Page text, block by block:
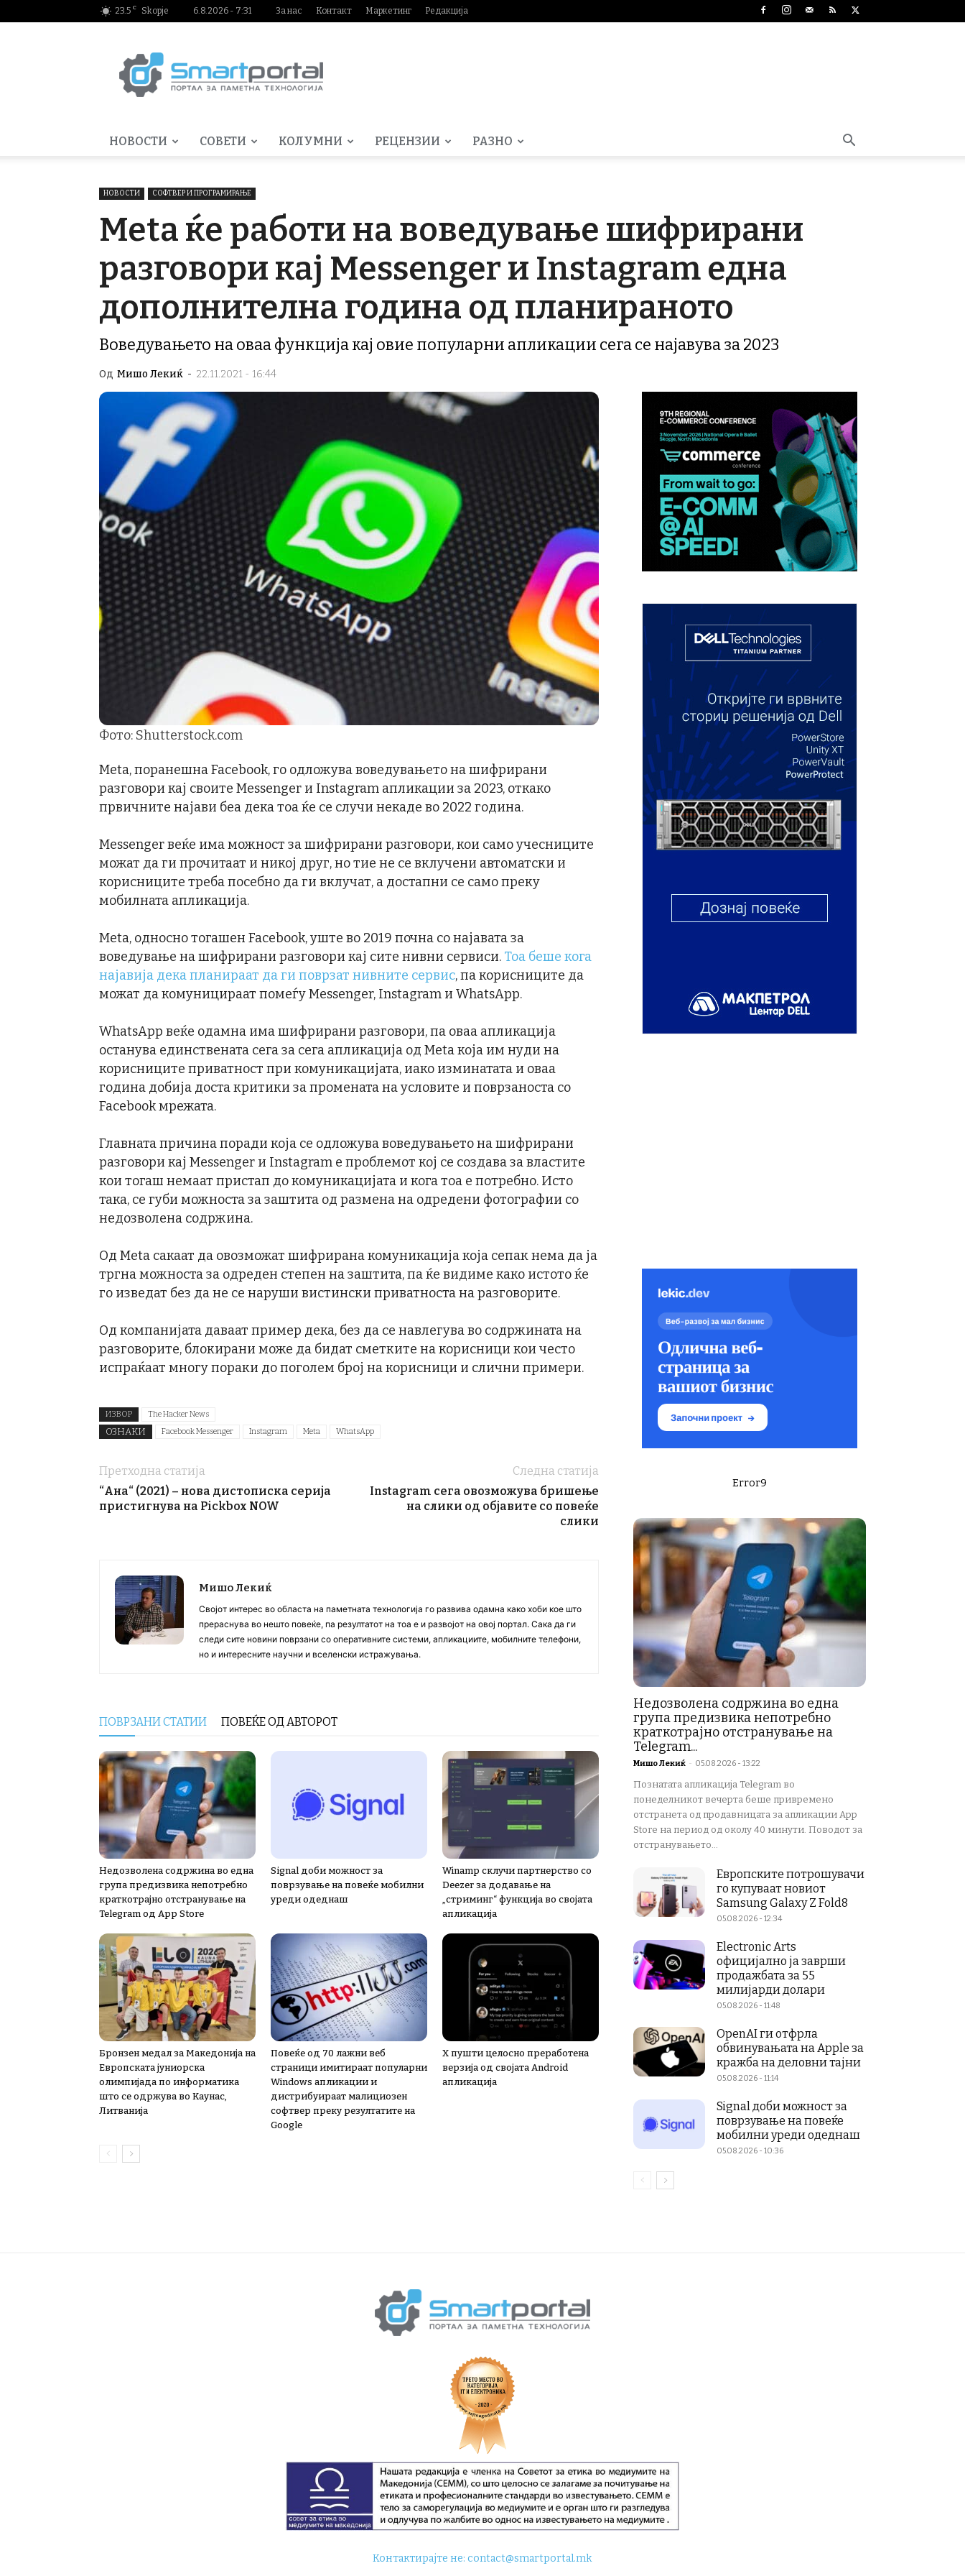
23.5 C Skopje 6.8.2026 - 7:31 За нас Контакт Маркетинг Редакција
НОВОСТИ СОВЕТИ КОЛУМНИ РЕЦЕНЗИИ РАЗНО
НОВОСТИ СОФТВЕР И ПРОГРАМИРАЊЕ
Meta ќе работи на воведување шифрирани
разговори кај Messenger и Instagram една
дополнителна година од планираното
Воведувањето на оваа функција кај овие популарни апликации сега се најавува за 2023
Од Мишо Лекиќ - 22.11.2021 - 16:44
Фото: Shutterstock.com
Meta, поранешна Facebook, го одложува воведувањето на шифрирани
разговори кај своите Messenger и Instagram апликации за 2023, откако
првичните најави беа дека тоа ќе се случи некаде во 2022 година.
Messenger веќе има можност за шифрирани разговори, кои само учесниците
можат да ги прочитаат и никој друг, но тие не се вклучени автоматски и
корисниците треба посебно да ги вклучат, а достапни се само преку
мобилната апликација.
Meta, односно тогашен Facebook, уште во 2019 почна со најавата за
воведување на шифрирани разговори кај сите нивни сервиси. Тоа беше кога
најавија дека планираат да ги поврзат нивните сервис, па корисниците да
можат да комуницираат помеѓу Messenger, Instagram и WhatsApp.
WhatsApp веќе одамна има шифрирани разговори, па оваа апликација
останува единствената сега за сега апликација од Meta која им нуди на
корисниците приватност при комуникацијата, иако изминатата и оваа
година добија доста критики за промената на условите и поврзаноста со
Facebook мрежата.
Главната причина поради која се одложува воведувањето на шифрирани
разговори кај Messenger и Instagram е проблемот кој се создава за властите
кои тогаш немаат пристап до комуникацијата и кога тоа е потребно. Исто
така, се губи можноста за заштита од размена на одредени фотографии со
недозволена содржина.
Од Meta сакаат да овозможат шифрирана комуникација која сепак нема да ја
тргна можноста за одреден степен на заштита, па ќе видиме како истото ќе
го изведат без да не се наруши вистински приватноста на разговорите.
Од компанијата даваат пример дека, без да се навлегува во содржината на
разговорите, блокирани може да бидат сметките на корисници кои често
испраќаат многу пораки до поголем број на корисници и слични примери.
ИЗВОР The Hacker News
ОЗНАКИ Facebook Messenger Instagram Meta WhatsApp
Претходна статија
“Ана“ (2021) – нова дистописка серија
пристигнува на Pickbox NOW
Следна статија
Instagram сега овозможува бришење
на слики од објавите со повеќе
слики
Мишо Лекиќ
Својот интерес во областа на паметната технологија го развива одамна како хоби кое што
прераснува во нешто повеќе, па резултатот на тоа е и развојот на овој портал. Сака да ги
следи сите новини поврзани со оперативните системи, апликациите, мобилните телефони,
но и интересните научни и вселенски истражувања.
ПОВРЗАНИ СТАТИИ ПОВЕЌЕ ОД АВТОРОТ
Недозволена содржина во една
група предизвика непотребно
краткотрајно отстранување на
Telegram од App Store
Signal доби можност за
поврзување на повеќе мобилни
уреди одеднаш
Winamp склучи партнерство со
Deezer за додавање на
„стриминг“ функција во својата
апликација
Бронзен медал за Македонија на
Европската јуниорска
олимпијада по информатика
што се одржува во Каунас,
Литванија
Повеќе од 70 лажни веб
страници имитираат популарни
Windows апликации и
дистрибуираат малициозен
софтвер преку резултатите на
Google
X пушти целосно преработена
верзија од својата Android
апликација
Error9
Недозволена содржина во една
група предизвика непотребно
краткотрајно отстранување на
Telegram...
Мишо Лекиќ - 05.08.2026 - 13:22
Познатата апликација Telegram во
понеделникот вечерта беше привремено
отстранета од продавницата за апликации App
Store на период од околу 40 минути. Поводот за
отстранувањето...
Европските потрошувачи
го купуваат новиот
Samsung Galaxy Z Fold8
05.08.2026 - 12:34
Electronic Arts
официјално ја заврши
продажбата за 55
милијарди долари
05.08.2026 - 11:48
OpenAI ги отфрла
обвинувањата на Apple за
кражба на деловни тајни
05.08.2026 - 11:14
Signal доби можност за
поврзување на повеќе
мобилни уреди одеднаш
05.08.2026 - 10:36
Контактирајте не:contact@smartportal.mk